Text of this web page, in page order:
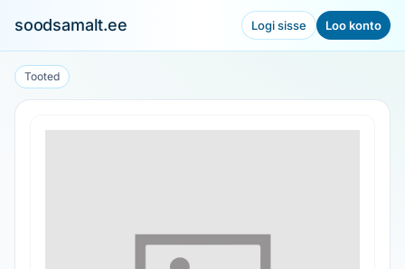
soodsamalt.ee Logi sisse Loo konto
Tooted